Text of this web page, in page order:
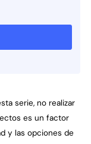
serie, no realizar
es un factor
y las opciones de